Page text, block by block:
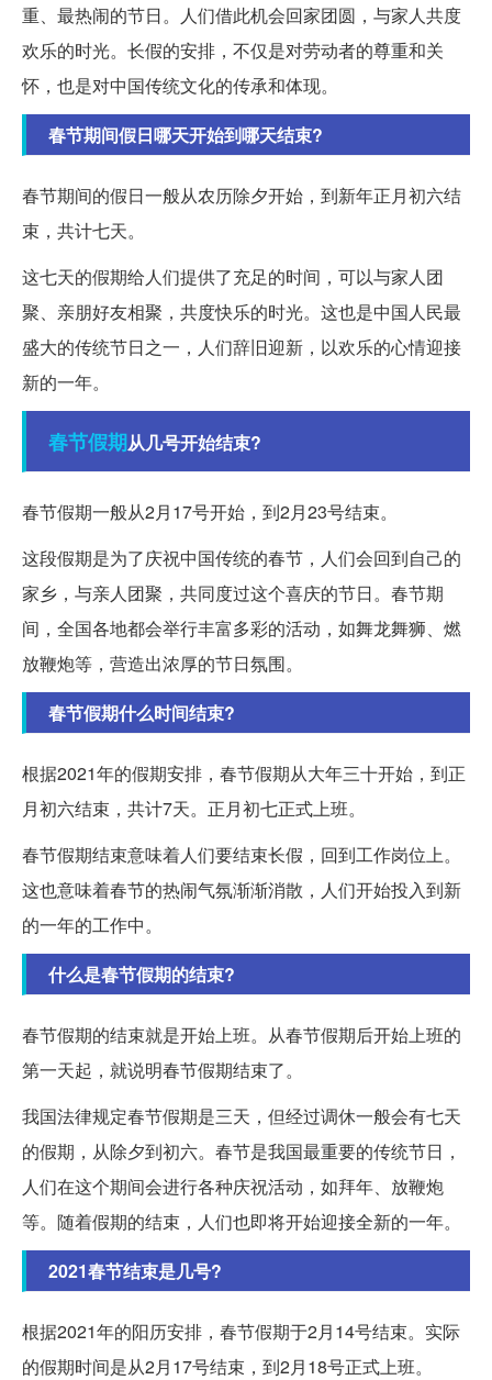
重、最热闹的节日。人们借此机会回家团圆，与家人共度
欢乐的时光。长假的安排，不仅是对劳动者的尊重和关
怀，也是对中国传统文化的传承和体现。
春节期间假日哪天开始到哪天结束?
春节期间的假日一般从农历除夕开始，到新年正月初六结
束，共计七天。
这七天的假期给人们提供了充足的时间，可以与家人团
聚、亲朋好友相聚，共度快乐的时光。这也是中国人民最
盛大的传统节日之一，人们辞旧迎新，以欢乐的心情迎接
新的一年。
春节假期从几号开始结束?
春节假期一般从2月17号开始，到2月23号结束。
这段假期是为了庆祝中国传统的春节，人们会回到自己的
家乡，与亲人团聚，共同度过这个喜庆的节日。春节期
间，全国各地都会举行丰富多彩的活动，如舞龙舞狮、燃
放鞭炮等，营造出浓厚的节日氛围。
春节假期什么时间结束?
根据2021年的假期安排，春节假期从大年三十开始，到正
月初六结束，共计7天。正月初七正式上班。
春节假期结束意味着人们要结束长假，回到工作岗位上。
这也意味着春节的热闹气氛渐渐消散，人们开始投入到新
的一年的工作中。
什么是春节假期的结束?
春节假期的结束就是开始上班。从春节假期后开始上班的
第一天起，就说明春节假期结束了。
我国法律规定春节假期是三天，但经过调休一般会有七天
的假期，从除夕到初六。春节是我国最重要的传统节日，
人们在这个期间会进行各种庆祝活动，如拜年、放鞭炮
等。随着假期的结束，人们也即将开始迎接全新的一年。
2021春节结束是几号?
根据2021年的阳历安排，春节假期于2月14号结束。实际
的假期时间是从2月17号结束，到2月18号正式上班。